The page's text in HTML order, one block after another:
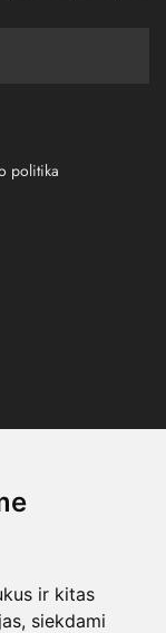
ir kitas
siekdami
politika